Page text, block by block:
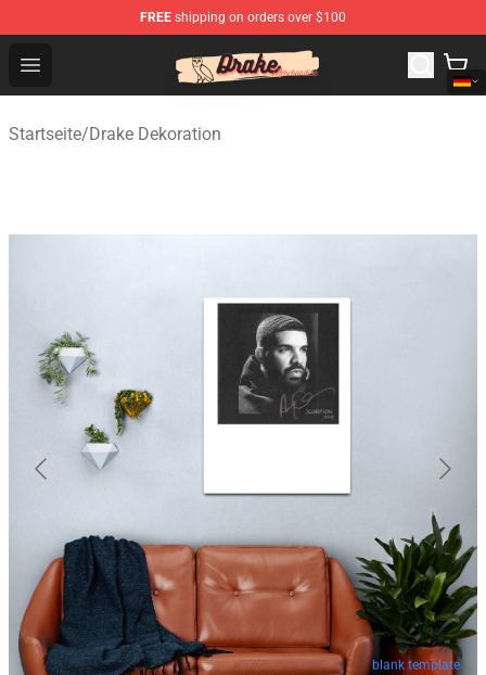
FREE shipping on orders over $100
Open menu
Drake Shop - Official Drake Merchandise Store
Startseite/Drake Dekoration
blank template